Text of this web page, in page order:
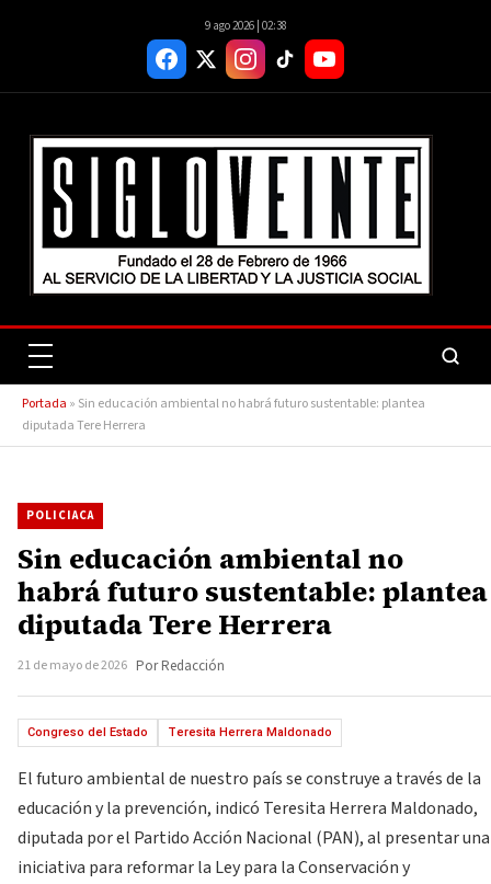
9 ago 2026 | 02:38
Portada » Sin educación ambiental no habrá futuro sustentable: plantea
diputada Tere Herrera
POLICIACA
Sin educación ambiental no
habrá futuro sustentable: plantea
diputada Tere Herrera
21 de mayo de 2026 Por Redacción
Congreso del Estado Teresita Herrera Maldonado
El futuro ambiental de nuestro país se construye a través de la
educación y la prevención, indicó Teresita Herrera Maldonado,
diputada por el Partido Acción Nacional (PAN), al presentar una
iniciativa para reformar la Ley para la Conservación y